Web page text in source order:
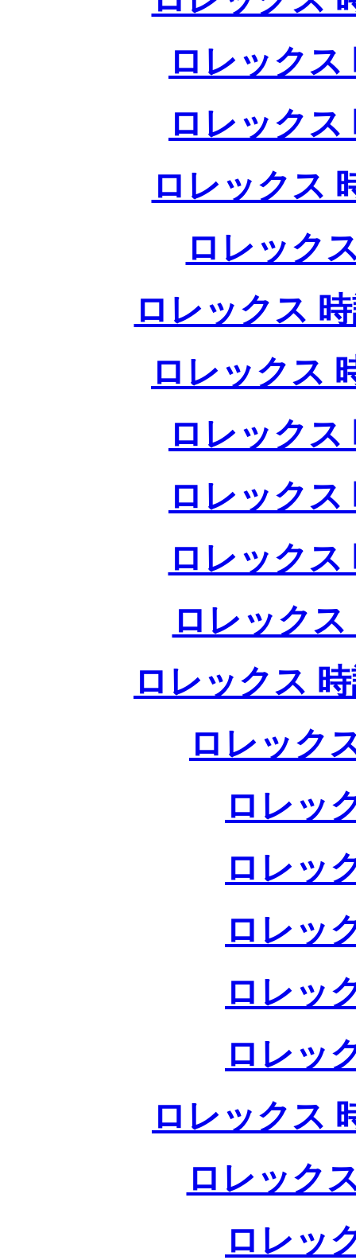
ロレックス
ロレックス
ロレックス
ロレック
ロレックス
ロレックス
ロレックス
ロレックス
ロレックス
ロレック
ロレックス
ロレック
ロレッ
ロレッ
ロレッ
ロレッ
ロレッ
ロレックス
ロレック
ロレッ